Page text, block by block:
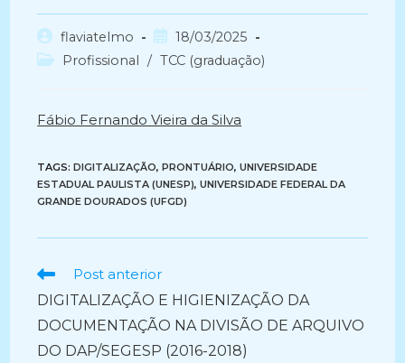
Autor
do
flaviatelmo
Post
publicado:
18/03/2025
Categoria
Profissional / TCC (graduação)
Fábio Fernando Vieira da Silva
TAGS:DIGITALIZAÇÃO, PRONTUÁRIO, UNIVERSIDADE
ESTADUAL PAULISTA (UNESP), UNIVERSIDADE FEDERAL DA
GRANDE DOURADOS (UFGD)
Ler
artigos
Post anterior
DIGITALIZAÇÃO E HIGIENIZAÇÃO DA
DOCUMENTAÇÃO NA DIVISÃO DE ARQUIVO
DO DAP/SEGESP (2016-2018)